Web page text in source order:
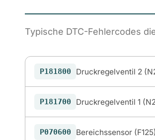
Typische DTC-Fehlercodes
P181800 Druckregelventil 2
P181700 Druckregelventil 1
P070600 Bereichssensor